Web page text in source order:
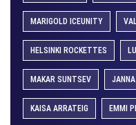
MARIGOLD ICEUNITY
HELSINKI ROCKETTES
MAKAR SUNTSEV
KAISA ARRATEIG EMMI